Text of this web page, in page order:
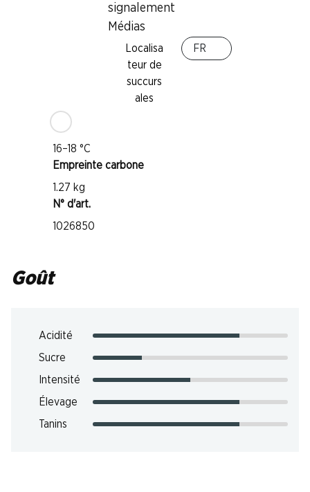
signalement
Médias
Localisa
teur de
succurs
ales
FR
Weinseller: 17 points
Température de dégustation
16–18 °C
Empreinte carbone
1.27 kg
N° d'art.
1026850
Goût
Acidité
Sucre
Intensité
Élevage
Tanins